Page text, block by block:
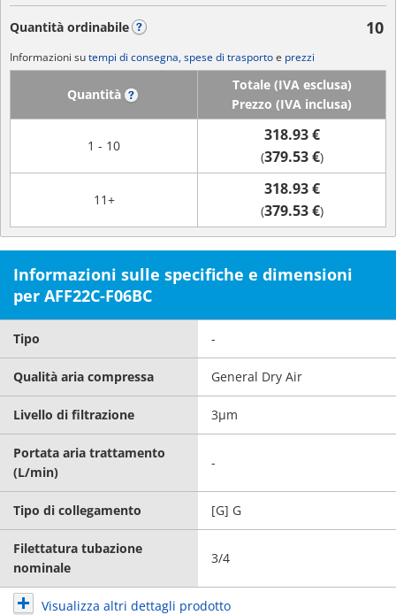
Quantità ordinabile 10
Informazioni sutempi di consegna, spese di trasportoe prezzi
Quantità
Totale (IVA esclusa)
Prezzo (IVA inclusa)
1 - 10
318.93 €
(379.53 €)
11+
318.93 €
(379.53 €)
Informazioni sulle specifiche e dimensioni
per AFF22C-F06BC
Tipo -
Qualità aria compressa General Dry Air
Livello di filtrazione 3μm
Portata aria trattamento
(L/min)
-
Tipo di collegamento [G] G
Filettatura tubazione
nominale
3/4
Visualizza altri dettagli prodotto